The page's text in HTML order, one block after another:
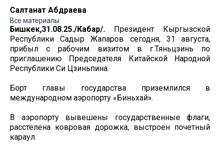
Салтанат Абдраева
Все материалы
Бишкек,31.08.25./Кабар/. Президент Кыргызской
Республики Садыр Жапаров сегодня, 31 августа,
прибыл с рабочим визитом в г.Тяньцзинь по
приглашению Председателя Китайской Народной
Республики Си Цзиньпина.
Борт главы государства приземлился в
международном аэропорту «Биньхай».
В аэропорту вывешены государственные флаги,
расстелена ковровая дорожка, выстроен почетный
караул.